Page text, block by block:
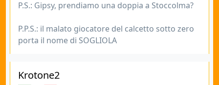
P.S.: Gipsy, prendiamo una doppia a Stoccolma?
P.P.S.: il malato giocatore del calcetto sotto zero
porta il nome di SOGLIOLA
Krotone2